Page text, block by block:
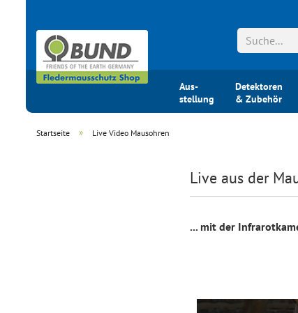
Aus-
stellung
Detektoren
& Zubehör
Startseite » Live Video Mausohren
Live aus der
... mit der